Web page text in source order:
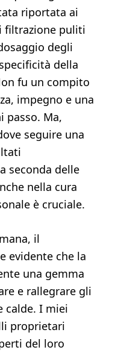
riportata ai
filtrazione puliti
degli
della
fu un compito
impegno e una
passo. Ma,
seguire una
seconda delle
nella cura
è cruciale.
il
evidente che la
una gemma
e rallegrare gli
calde. I miei
proprietari
del loro